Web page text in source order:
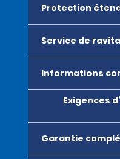
Protection
Service de
Informations
Exigences
Garantie